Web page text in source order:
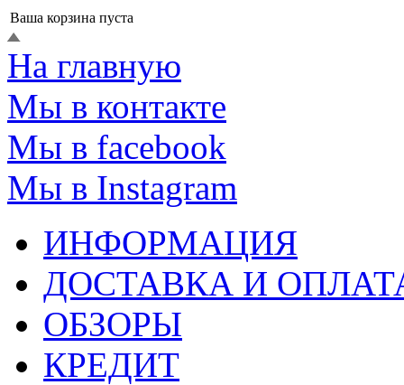
Ваша корзина пуста
На главную
Мы в контакте
Мы в facebook
Мы в Instagram
ИНФОРМАЦИЯ
ДОСТАВКА И
ОБЗОРЫ
КРЕДИТ